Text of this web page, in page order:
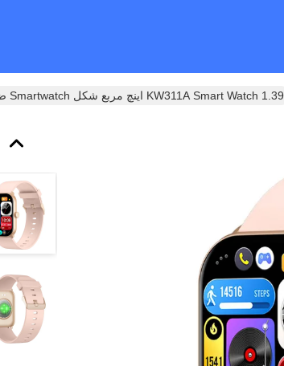
KW311A Smart Watch 1.39 اینچ مربع شکل Smartwatch ضد آب